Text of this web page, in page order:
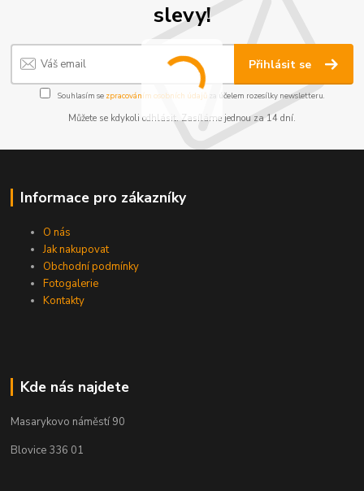
slevy!
Přihlásit se
Souhlasím se zpracováním osobních údajůza účelem rozesílky newsletteru.
Můžete se kdykoli odhlásit. Zasíláme jednou za 14 dní.
Informace pro zákazníky
O nás
Jak nakupovat
Obchodní podmínky
Fotogalerie
Kontakty
Kde nás najdete
Masarykovo náměstí 90
Blovice 336 01